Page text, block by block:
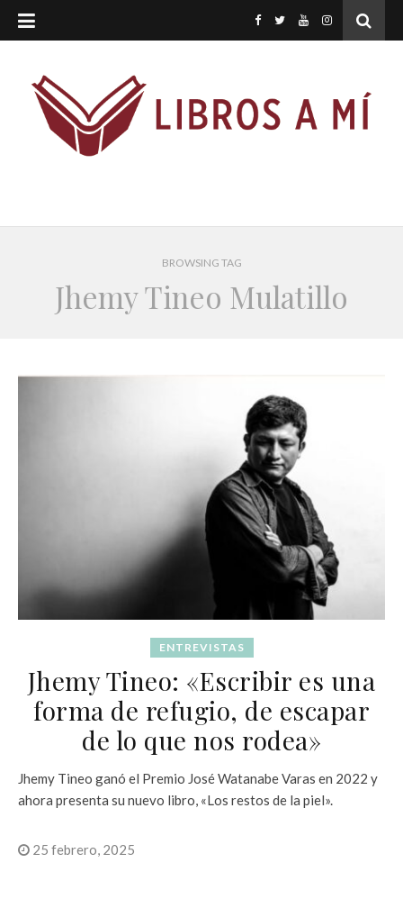
BROWSING TAG
Jhemy Tineo Mulatillo
ENTREVISTAS
Jhemy Tineo: «Escribir es una
forma de refugio, de escapar
de lo que nos rodea»
Jhemy Tineo ganó el Premio José Watanabe Varas en 2022 y
ahora presenta su nuevo libro, «Los restos de la piel».
25 febrero, 2025